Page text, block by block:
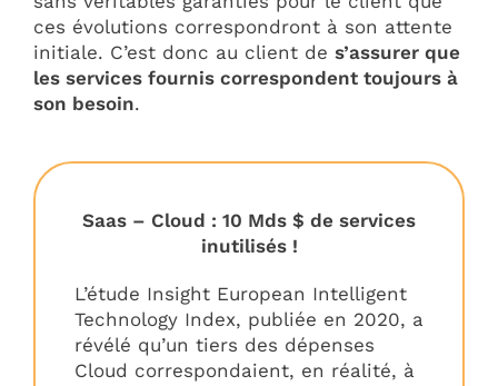
ces évolutions correspondront à son attente
initiale. C’est donc au client de s’assurer que
les services fournis correspondent toujours à
son besoin.
Saas – Cloud : 10 Mds $ de services
inutilisés !
L’étude Insight European Intelligent
Technology Index, publiée en 2020, a
révélé qu’un tiers des dépenses
Cloud correspondaient, en réalité, à